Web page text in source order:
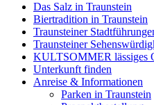
Das Salz in Traunstein
Biertradition in Traunstein
Traunsteiner
Traunsteiner
KULTSOMMER lässiges
Unterkunft finden
Anreise & Informationen
Parken in Traunstein